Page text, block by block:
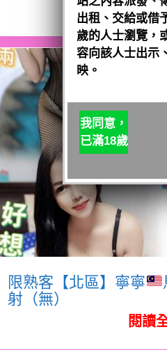
閱讀
限熟客【北區】寧寧
射（無）
閱讀
出租、交給或借
歲的人士瀏覽，
容向該人士出示
映。
我同意，
已滿18歲